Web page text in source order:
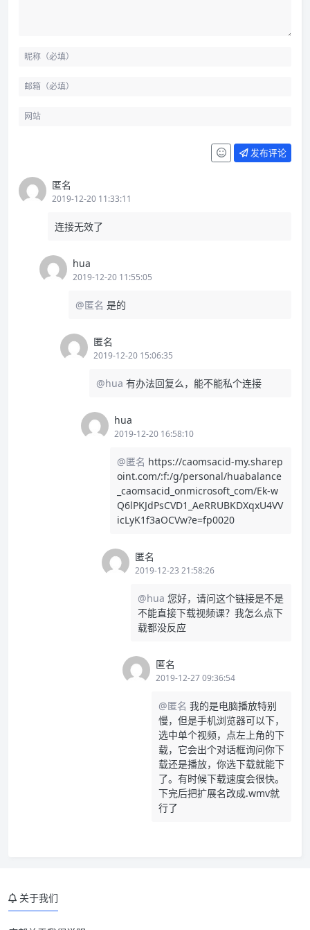
发布评论
匿名
2019-12-20 11:33:11
连接无效了
hua
2019-12-20 11:55:05
@匿名 是的
匿名
2019-12-20 15:06:35
@hua 有办法回复么，能不能私个连接
hua
2019-12-20 16:58:10
@匿名 https://caomsacid-my.sharep
oint.com/:f:/g/personal/huabalance
_caomsacid_onmicrosoft_com/Ek-w
Q6lPKJdPsCVD1_AeRRUBKDXqxU4VV
icLyK1f3aOCVw?e=fp0020
匿名
2019-12-23 21:58:26
@hua 您好，请问这个链接是不是
不能直接下载视频课？我怎么点下
载都没反应
匿名
2019-12-27 09:36:54
@匿名 我的是电脑播放特别
慢，但是手机浏览器可以下，
选中单个视频，点左上角的下
载，它会出个对话框询问你下
载还是播放，你选下载就能下
了。有时候下载速度会很快。
下完后把扩展名改成.wmv就
行了
关于我们